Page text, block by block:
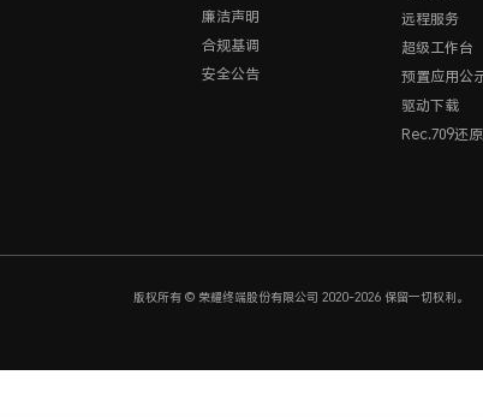
廉洁声明
合规基调
安全公告
远程服务
超级工作台
预置应用公
驱动下载
Rec.709还
版权所有 © 荣耀终端股份有限公司 2020-2026 保留一切权利。